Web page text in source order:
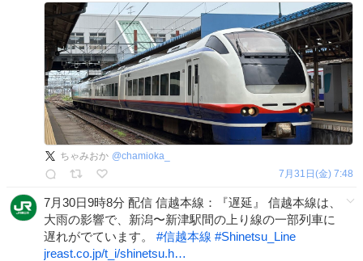
ちゃみおか @chamioka_
7月31日(金) 7:48
7月30日9時8分 配信 信越本線：『遅延』 信越本線は、
大雨の影響で、新潟〜新津駅間の上り線の一部列車に
遅れがでています。 #信越本線 #Shinetsu_Line
jreast.co.jp/t_i/shinetsu.h…